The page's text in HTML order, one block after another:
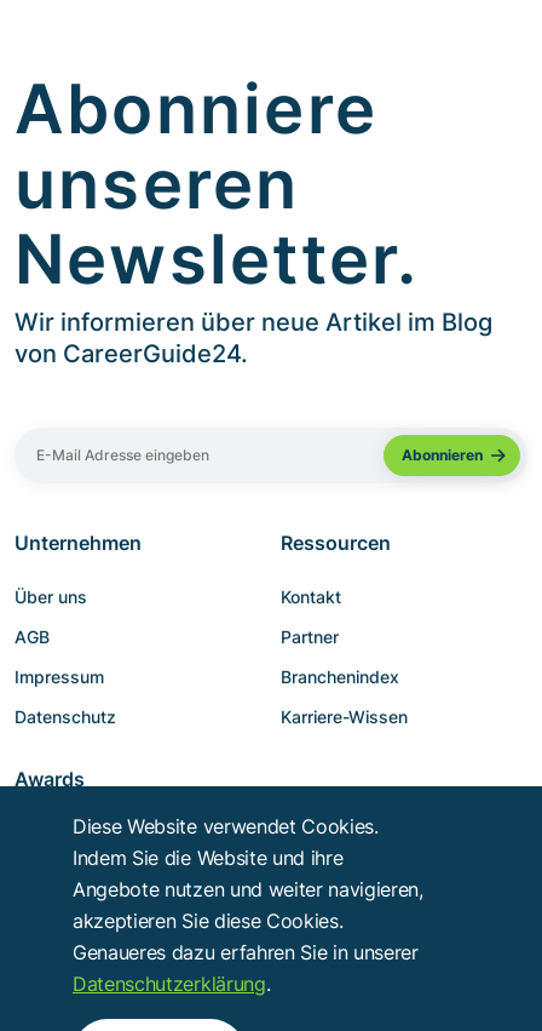
Abonniere
unseren
Newsletter.
Wir informieren über neue Artikel im Blog
von CareerGuide24.
Unternehmen
Über uns
AGB
Impressum
Datenschutz
Ressourcen
Kontakt
Partner
Branchenindex
Karriere-Wissen
Awards
Diese Website verwendet Cookies.
Indem Sie die Website und ihre
Angebote nutzen und weiter navigieren,
akzeptieren Sie diese Cookies.
Genaueres dazu erfahren Sie in unserer
Datenschutzerklärung.